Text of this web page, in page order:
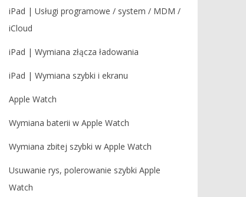
iPad | Usługi programowe / system / MDM /
iCloud
iPad | Wymiana złącza ładowania
iPad | Wymiana szybki i ekranu
Apple Watch
Wymiana baterii w Apple Watch
Wymiana zbitej szybki w Apple Watch
Usuwanie rys, polerowanie szybki Apple
Watch